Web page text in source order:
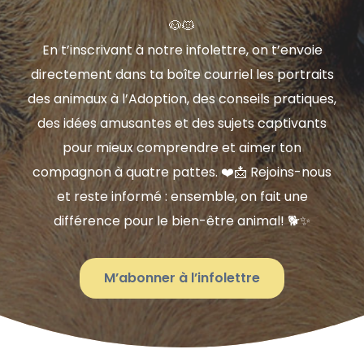
🐶🐱
En t’inscrivant à notre infolettre, on t’envoie
directement dans ta boîte courriel les portraits
des animaux à l’Adoption, des conseils pratiques,
des idées amusantes et des sujets captivants
pour mieux comprendre et aimer ton
compagnon à quatre pattes. ❤️📩 Rejoins-nous
et reste informé : ensemble, on fait une
différence pour le bien-être animal! 🐕✨
M’abonner à l’infolettre